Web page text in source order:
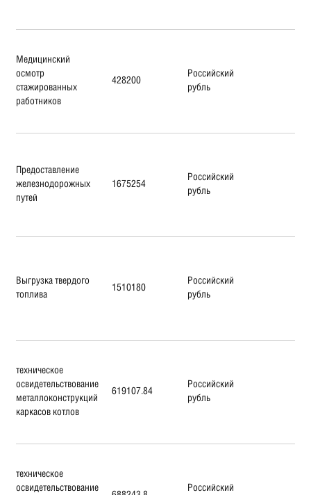
Медицинский
осмотр
стажированных
работников
428200
Российский
рубль
Предоставление
железнодорожных
путей
1675254
Российский
рубль
Выгрузка твердого
топлива
1510180
Российский
рубль
техническое
освидетельствование
металлоконструкций
каркасов котлов
619107.84
Российский
рубль
техническое
освидетельствование
Российский